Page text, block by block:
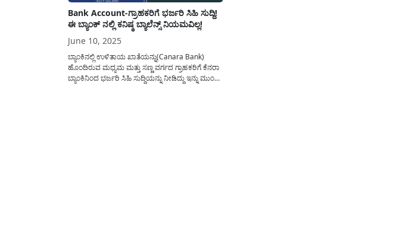
Bank Account-ಗ್ರಾಹಕರಿಗೆ ಭರ್ಜರಿ ಸಿಹಿ ಸುದ್ದಿ!
ಈ ಬ್ಯಾಂಕ್ ನಲ್ಲಿ ಕನಿಷ್ಠ ಬ್ಯಾಲೆನ್ಸ್ ನಿಯಮವಿಲ್ಲ!
June 10, 2025
ಬ್ಯಾಂಕಿನಲ್ಲಿ ಉಳಿತಾಯ ಖಾತೆಯನ್ನು(Canara Bank)
ಹೊಂದಿರುವ ಮಧ್ಯಮ ಮತ್ತು ಸಣ್ಣ ವರ್ಗದ ಗ್ರಾಹಕರಿಗೆ ಕೆನರಾ
ಬ್ಯಾಂಕಿನಿಂದ ಭರ್ಜರಿ ಸಿಹಿ ಸುದ್ದಿಯನ್ನು ನೀಡಿದ್ದು ಇನ್ನು ಮುಂದೆ